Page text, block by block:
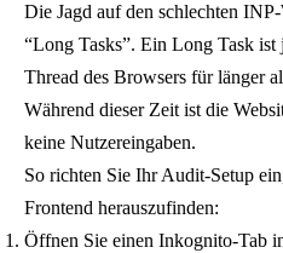
Die Jagd auf den schlechten
“Long Tasks”. Ein Long Task
Thread des Browsers für länger
Während dieser Zeit ist die
keine Nutzereingaben.
So richten Sie Ihr Audit-Setup
Frontend herauszufinden:
Öffnen Sie einen Inkognito-Tab